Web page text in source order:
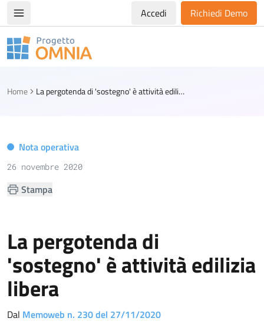
Apri/chiudi menù di navigazioneAccedi Richiedi Demo
Progetto Omnia
Home La pergotenda di 'sostegno' è attività edilizia libera
Nota operativa
26 novembre 2020
Stampa
La pergotenda di
'sostegno' è attività edilizia
libera
Dal Memoweb n. 230 del 27/11/2020